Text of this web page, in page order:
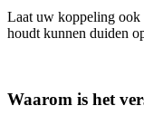
Laat uw koppeling ook
houdt kunnen duiden
Waarom is het